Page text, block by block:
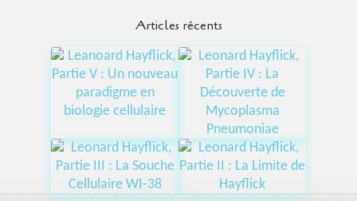
Articles récents